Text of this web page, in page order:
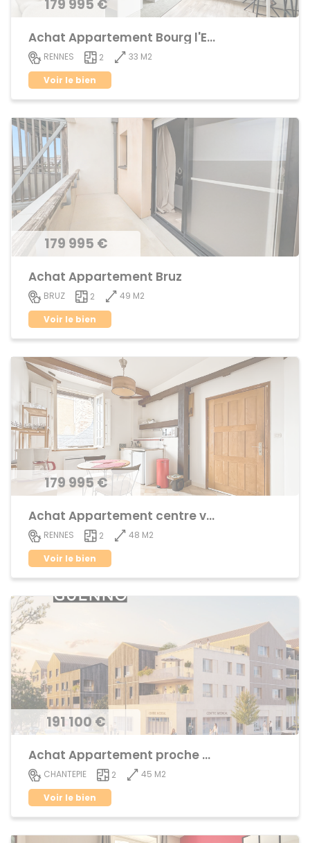
179 995 €
Achat Appartement Bourg l'Evêque
RENNES 2
33 M2
Voir le bien
179 995 €
Achat Appartement Bruz
BRUZ 2
49 M2
Voir le bien
179 995 €
Achat Appartement centre ville
RENNES 2
48 M2
Voir le bien
191 100 €
Achat Appartement proche centre ville
CHANTEPIE 2
45 M2
Voir le bien